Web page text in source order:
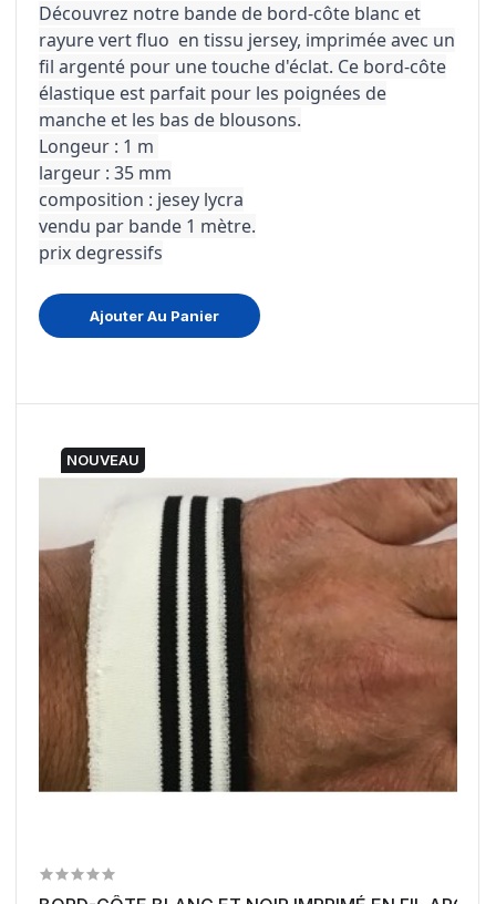
Découvrez notre bande de bord-côte blanc et
rayure vert fluo en tissu jersey, imprimée avec un
fil argenté pour une touche d'éclat. Ce bord-côte
élastique est parfait pour les poignées de
manche et les bas de blousons.
Longeur : 1 m
largeur : 35 mm
composition : jesey lycra
vendu par bande 1 mètre.
prix degressifs
Ajouter Au Panier
NOUVEAU